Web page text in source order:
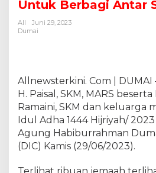
C
W
a
l
i
k
t
Untuk Berbagi Antar
All
Juni 29, 2023
Dumai
Allnewsterkini. Com | DUMAI
H. Paisal, SKM, MARS
Ramaini, SKM dan keluarga
Idul Adha 1444 Hijriyah/ 2023
Agung Habiburrahman
(DIC) Kamis (29/06/2023).